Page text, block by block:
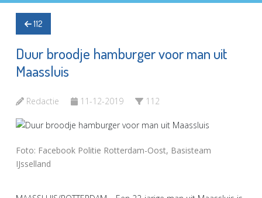
112
Duur broodje hamburger voor man uit
Maassluis
Redactie 11-12-2019 112
Foto: Facebook Politie Rotterdam-Oost, Basisteam
IJsselland